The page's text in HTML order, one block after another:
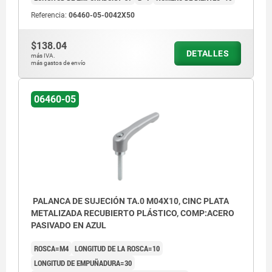
Referencia: 06460-05-0042X50
$138.04
más IVA.
más gastos de envío
DETALLES
06460-05
PALANCA DE SUJECIÓN TA.0 M04X10, CINC PLATA
METALIZADA RECUBIERTO PLÁSTICO, COMP:ACERO
PASIVADO EN AZUL
ROSCA=M4 LONGITUD DE LA ROSCA=10
LONGITUD DE EMPUÑADURA=30